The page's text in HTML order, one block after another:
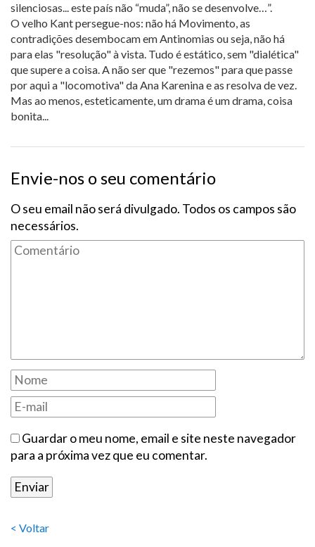
silenciosas... este país não “muda”, não se desenvolve…”.
O velho Kant persegue-nos: não há Movimento, as
contradições desembocam em Antinomias ou seja, não há
para elas "resolução" à vista. Tudo é estático, sem "dialética"
que supere a coisa. A não ser que "rezemos" para que passe
por aqui a "locomotiva" da Ana Karenina e as resolva de vez.
Mas ao menos, esteticamente, um drama é um drama, coisa
bonita...
Envie-nos o seu comentário
O seu email não será divulgado. Todos os campos são
necessários.
Guardar o meu nome, email e site neste navegador
para a próxima vez que eu comentar.
< Voltar